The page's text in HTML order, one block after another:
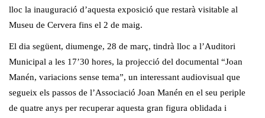
lloc la inauguració d’aquesta exposició que restarà visitable al
Museu de Cervera fins el 2 de maig.
El dia següent, diumenge, 28 de març, tindrà lloc a l’Auditori
Municipal a les 17’30 hores, la projecció del documental “Joan
Manén, variacions sense tema”, un interessant audiovisual que
segueix els passos de l’Associació Joan Manén en el seu periple
de quatre anys per recuperar aquesta gran figura oblidada i